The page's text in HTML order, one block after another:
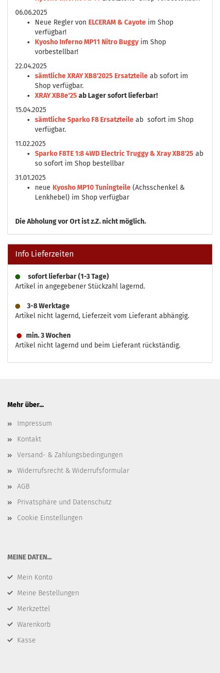
06.06.2025
Neue Regler von ELCERAM & Cayote im Shop
verfügbar!
Kyosho Inferno MP11 Nitro Buggyim Shop
vorbestellbar!
22.04.2025
sämtliche XRAY XB8'2025 Ersatzteile ab sofort im
Shop verfügbar.
XRAY XB8e'25 ab Lager sofort lieferbar!
15.04.2025
sämtliche Sparko F8 Ersatzteile ab sofort im Shop
verfügbar.
11.02.2025
Sparko F8TE 1:8 4WD Electric Truggy & Xray XB8'25 ab
so sofort im Shop bestellbar
31.01.2025
neue Kyosho MP10 Tuningteile (Achsschenkel &
Lenkhebel) im Shop verfügbar
DieAbholung vor Ort ist z.Z. nicht möglich.
Info Lieferzeiten
sofort lieferbar (1-3 Tage)
Artikel in angegebener Stückzahl lagernd.
3-8 Werktage
Artikel nicht lagernd, Lieferzeit vom Lieferant abhängig.
min. 3 Wochen
Artikel nicht lagernd und beim Lieferant rückständig.
Mehr über...
Impressum
Kontakt
Versand- & Zahlungsbedingungen
Widerrufsrecht & Widerrufsformular
AGB
Privatsphäre und Datenschutz
Cookie Einstellungen
​MEINE DATEN...
Mein Konto
Meine Bestellungen
Merkzettel
Warenkorb
Kasse